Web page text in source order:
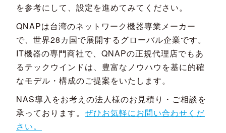
を参考にして、設定を進めてみてください。
QNAPは台湾のネットワーク機器専業メーカー
で、世界28カ国で展開するグローバル企業です。
IT機器の専門商社で、QNAPの正規代理店でもあ
るテックウインドは、豊富なノウハウを基に的確
なモデル・構成のご提案をいたします。
NAS導入をお考えの法人様のお見積り・ご相談を
承っております。 ぜひお気軽にお問い合わせくだ
さい。